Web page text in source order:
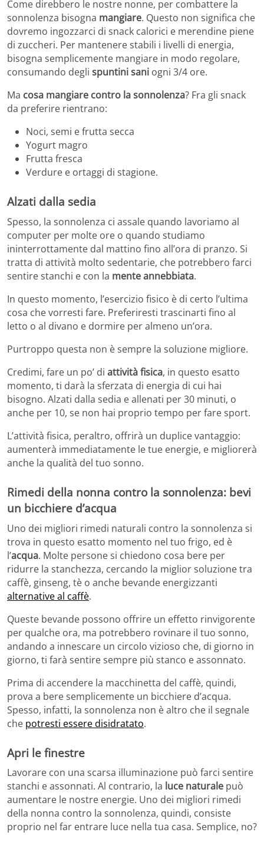
Come direbbero le nostre nonne, per combattere la
sonnolenza bisogna mangiare. Questo non significa che
dovremo ingozzarci di snack calorici e merendine piene
di zuccheri. Per mantenere stabili i livelli di energia,
bisogna semplicemente mangiare in modo regolare,
consumando degli spuntini sani ogni 3/4 ore.
Ma cosa mangiare contro la sonnolenza? Fra gli snack
da preferire rientrano:
Noci, semi e frutta secca
Yogurt magro
Frutta fresca
Verdure e ortaggi di stagione.
Alzati dalla sedia
Spesso, la sonnolenza ci assale quando lavoriamo al
computer per molte ore o quando studiamo
ininterrottamente dal mattino fino all’ora di pranzo. Si
tratta di attività molto sedentarie, che potrebbero farci
sentire stanchi e con la mente annebbiata.
In questo momento, l’esercizio fisico è di certo l’ultima
cosa che vorresti fare. Preferiresti trascinarti fino al
letto o al divano e dormire per almeno un’ora.
Purtroppo questa non è sempre la soluzione migliore.
Credimi, fare un po’ di attività fisica, in questo esatto
momento, ti darà la sferzata di energia di cui hai
bisogno. Alzati dalla sedia e allenati per 30 minuti, o
anche per 10, se non hai proprio tempo per fare sport.
L’attività fisica, peraltro, offrirà un duplice vantaggio:
aumenterà immediatamente le tue energie, e migliorerà
anche la qualità del tuo sonno.
Rimedi della nonna contro la sonnolenza: bevi
un bicchiere d’acqua
Uno dei migliori rimedi naturali contro la sonnolenza si
trova in questo esatto momento nel tuo frigo, ed è
l’acqua. Molte persone si chiedono cosa bere per
ridurre la stanchezza, cercando la miglior soluzione tra
caffè, ginseng, tè o anche bevande energizzanti
alternative al caffè.
Queste bevande possono offrire un effetto rinvigorente
per qualche ora, ma potrebbero rovinare il tuo sonno,
andando a innescare un circolo vizioso che, di giorno in
giorno, ti farà sentire sempre più stanco e assonnato.
Prima di accendere la macchinetta del caffè, quindi,
prova a bere semplicemente un bicchiere d’acqua.
Spesso, infatti, la sonnolenza non è altro che il segnale
che potresti essere disidratato.
Apri le finestre
Lavorare con una scarsa illuminazione può farci sentire
stanchi e assonnati. Al contrario, la luce naturale può
aumentare le nostre energie. Uno dei migliori rimedi
della nonna contro la sonnolenza, quindi, consiste
proprio nel far entrare luce nella tua casa. Semplice, no?